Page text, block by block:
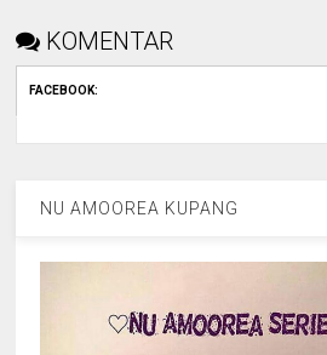
KOMENTAR
FACEBOOK:
NU AMOOREA KUPANG